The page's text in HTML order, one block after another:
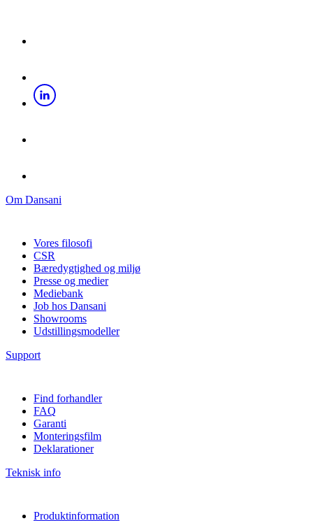
Om Dansani
Vores filosofi
CSR
Bæredygtighed og miljø
Presse og medier
Mediebank
Job hos Dansani
Showrooms
Udstillingsmodeller
Support
Find forhandler
FAQ
Garanti
Monteringsfilm
Deklarationer
Teknisk info
Produktinformation